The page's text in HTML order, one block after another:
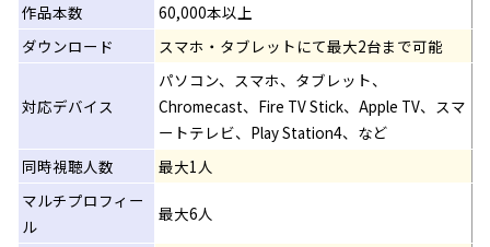
作品本数
60,000本以上
ダウンロード
スマホ・タブレットにて最大2台まで可能
対応デバイス
パソコン、スマホ、タブレット、
Chromecast、Fire TV Stick、Apple TV、スマ
ートテレビ、Play Station4、など
同時視聴人数
最大1人
マルチプロフィー
ル
最大6人